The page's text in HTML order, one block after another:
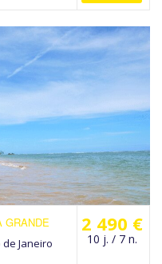
2 490 €
10 j. / 7 n.
GRANDE
de Janeiro